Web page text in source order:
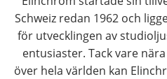
Schweiz redan 1962 och
för utvecklingen av
entusiaster. Tack vare
över hela världen kan